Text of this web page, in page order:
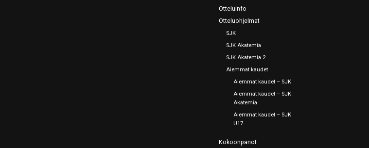
Otteluinfo
Otteluohjelmat
SJK
SJK Akatemia
SJK Akatemia 2
Aiemmat kaudet
Aiemmat kaudet – SJK
Aiemmat kaudet – SJK
Akatemia
Aiemmat kaudet – SJK
U17
Kokoonpanot